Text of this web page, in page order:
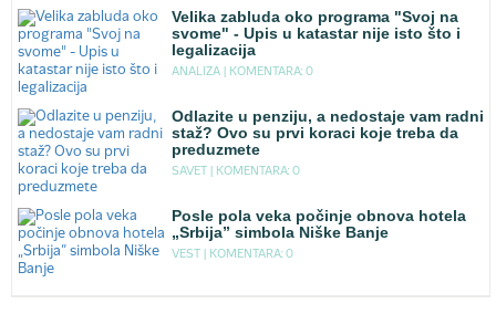
Velika zabluda oko programa "Svoj na
svome" - Upis u katastar nije isto što i
legalizacija
ANALIZA | KOMENTARA: 0
Odlazite u penziju, a nedostaje vam radni
staž? Ovo su prvi koraci koje treba da
preduzmete
SAVET | KOMENTARA: 0
Posle pola veka počinje obnova hotela
„Srbija” simbola Niške Banje
VEST | KOMENTARA: 0